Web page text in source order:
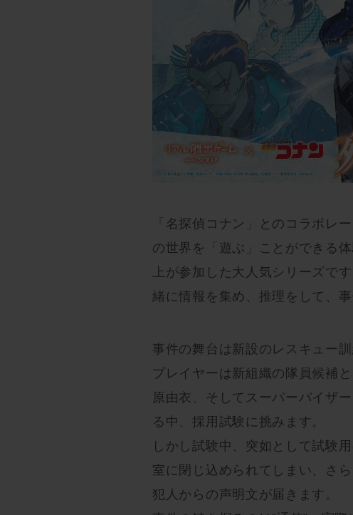
「名探偵コナン」とのコラボレ
の世界を「遊ぶ」ことができる
上が参加した大人気シリーズで
緒に情報を集め、推理をして、
事件の舞台は新設のレスキュー訓
プレイヤーは新組織の隊員候補
原由衣、そしてスーパーバイザ
る中、採用試験に挑みます。
しかし試験中、突如として試験
室に閉じ込められてしまい、さ
犯人からの声明文が届きます。